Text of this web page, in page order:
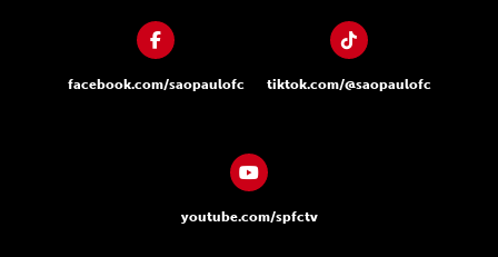
facebook.com/saopaulofc tiktok.com/@saopaulofc
youtube.com/spfctv